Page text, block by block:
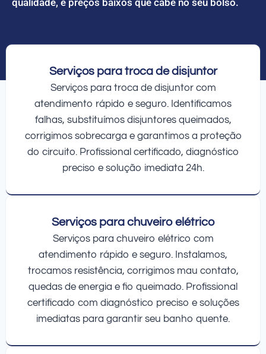
Serviços para troca de disjuntor
Serviços para troca de disjuntor com
atendimento rápido e seguro. Identificamos
falhas, substituímos disjuntores queimados,
corrigimos sobrecarga e garantimos a proteção
do circuito. Profissional certificado, diagnóstico
preciso e solução imediata 24h.
Serviços para chuveiro elétrico
Serviços para chuveiro elétrico com
atendimento rápido e seguro. Instalamos,
trocamos resistência, corrigimos mau contato,
quedas de energia e fio queimado. Profissional
certificado com diagnóstico preciso e soluções
imediatas para garantir seu banho quente.